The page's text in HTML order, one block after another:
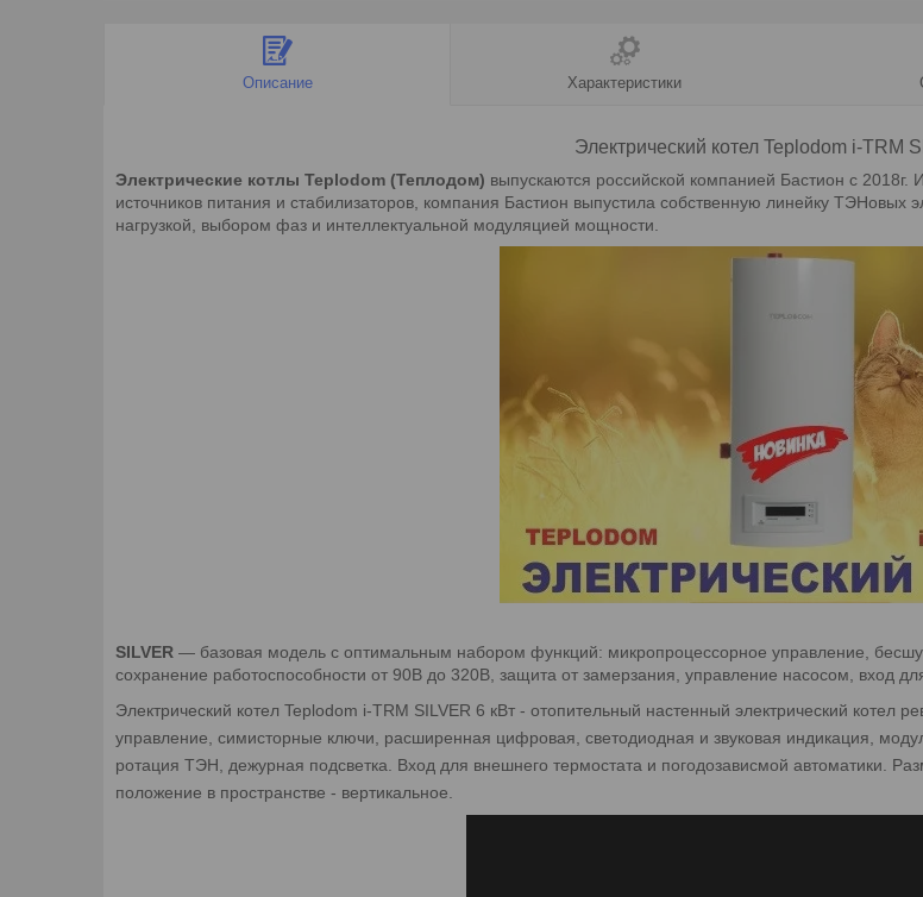
Описание Характеристики
Электрический котел Teplodom i-TRM
Электрические котлы Teplodom (Теплодом) выпускаются российской компанией Бастион с 2018г.
источников питания и стабилизаторов, компания Бастион выпустила собственную линейку ТЭНовых
нагрузкой, выбором фаз и интеллектуальной модуляцией мощности.
SILVER — базовая модель с оптимальным набором функций: микропроцессорное управление,
сохранение работоспособности от 90В до 320В, защита от замерзания, управление насосом, вход
Электрический котел Teplodom i-TRM SILVER 6 кВт - отопительный настенный электрический
управление, симисторные ключи, расширенная цифровая, светодиодная и звуковая индикация,
ротация ТЭН, дежурная подсветка. Вход для внешнего термостата и погодозависмой автоматики.
положение в пространстве - вертикальное.